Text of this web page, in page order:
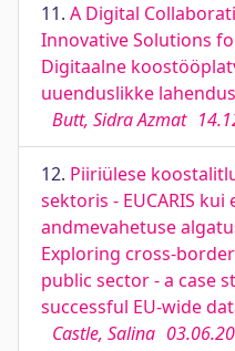
11. A Digital
Innovative Solutions
Digitaalne
uuenduslikke
Butt, Sidra Azmat
12. Piiriülese
sektoris - EUCARIS
andmevahetuse
Exploring cross-
public sector - a case
successful EU-wide
Castle, Salina